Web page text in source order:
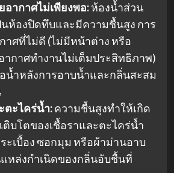
อากาศไม่เพียงพอ:ห้องน้ำส่วน
ห้องปิดทึบและมีความชื้นสูง การ
าศที่ไม่ดี (ไม่มีหน้าต่าง หรือ
กาศทำงานไม่เต็มประสิทธิภาพ)
น้ำหลังการอาบน้ำและกลิ่นสะสม
ตะไคร่น้ำ:ความชื้นสูงทำให้เกิด
ติบโตของเชื้อราและตะไคร่น้ำ
ะเบื้อง ซอกมุม หรือผ้าม่านอาบ
แหล่งกำเนิดของกลิ่นอับชื้นที่